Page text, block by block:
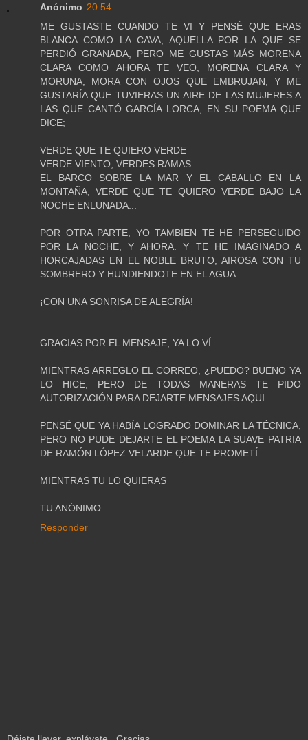
Anónimo 20:54
ME GUSTASTE CUANDO TE VI Y PENSÉ QUE ERAS
BLANCA COMO LA CAVA, AQUELLA POR LA QUE SE
PERDIÓ GRANADA, PERO ME GUSTAS MÁS MORENA
CLARA COMO AHORA TE VEO, MORENA CLARA Y
MORUNA, MORA CON OJOS QUE EMBRUJAN, Y ME
GUSTARÍA QUE TUVIERAS UN AIRE DE LAS MUJERES A
LAS QUE CANTÓ GARCÍA LORCA, EN SU POEMA QUE
DICE;
VERDE QUE TE QUIERO VERDE
VERDE VIENTO, VERDES RAMAS
EL BARCO SOBRE LA MAR Y EL CABALLO EN LA
MONTAÑA, VERDE QUE TE QUIERO VERDE BAJO LA
NOCHE ENLUNADA...
POR OTRA PARTE, YO TAMBIEN TE HE PERSEGUIDO
POR LA NOCHE, Y AHORA. Y TE HE IMAGINADO A
HORCAJADAS EN EL NOBLE BRUTO, AIROSA CON TU
SOMBRERO Y HUNDIENDOTE EN EL AGUA
¡CON UNA SONRISA DE ALEGRÍA!
GRACIAS POR EL MENSAJE, YA LO VÍ.
MIENTRAS ARREGLO EL CORREO, ¿PUEDO? BUENO YA
LO HICE, PERO DE TODAS MANERAS TE PIDO
AUTORIZACIÓN PARA DEJARTE MENSAJES AQUI.
PENSÉ QUE YA HABÍA LOGRADO DOMINAR LA TÉCNICA,
PERO NO PUDE DEJARTE EL POEMA LA SUAVE PATRIA
DE RAMÓN LÓPEZ VELARDE QUE TE PROMETÍ
MIENTRAS TU LO QUIERAS
TU ANÓNIMO.
Responder